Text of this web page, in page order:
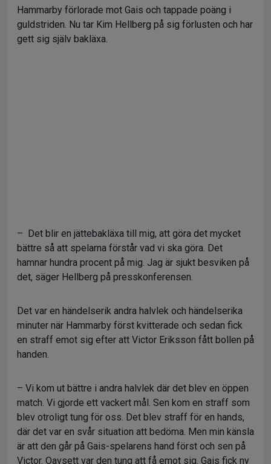
Hammarby förlorade mot Gais och tappade poäng i
guldstriden. Nu tar Kim Hellberg på sig förlusten och har
gett sig själv bakläxa.
– Det blir en jättebakläxa till mig, att göra det mycket
bättre så att spelarna förstår vad vi ska göra. Det
hamnar hundra procent på mig. Jag är sjukt besviken på
det, säger Hellberg på presskonferensen.
Det var en händelserik andra halvlek och händelserika
minuter när Hammarby först kvitterade och sedan fick
en straff emot sig efter att Victor Eriksson fått bollen på
handen.
– Vi kom ut bättre i andra halvlek där det blev en öppen
match. Vi gjorde ett vackert mål. Sen kom en straff som
blev otroligt tung för oss. Det blev straff för en hands,
där det var en svår situation att bedöma. Men min känsla
är att den går på Gais-spelarens hand först och sen på
Victor. Oavsett var den tung att få emot sig. Gais fick ny